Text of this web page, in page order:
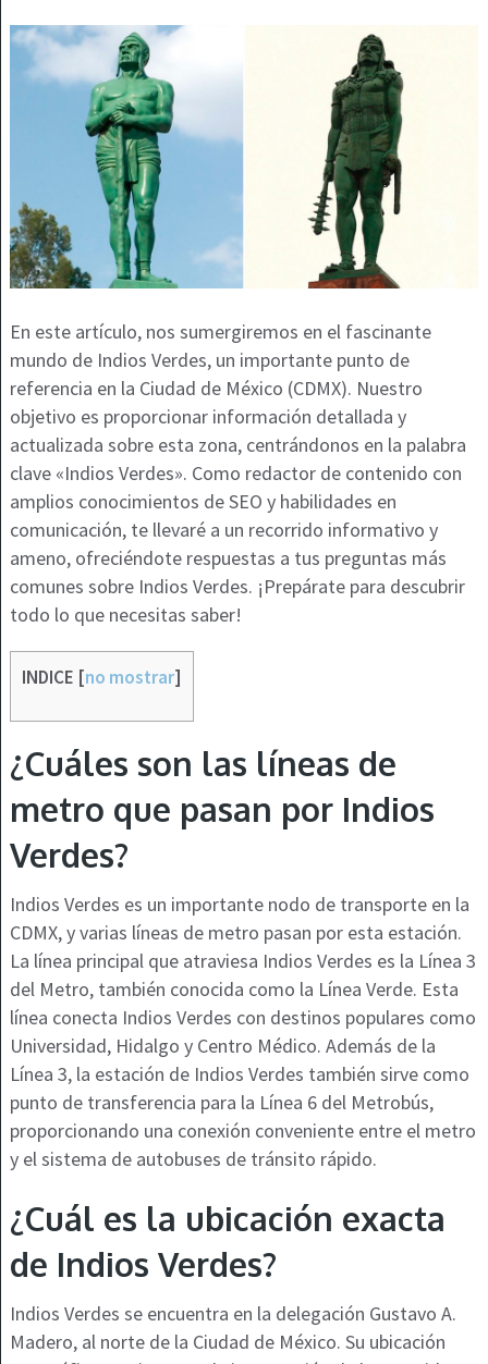
En este artículo, nos sumergiremos en el fascinante
mundo de Indios Verdes, un importante punto de
referencia en la Ciudad de México (CDMX). Nuestro
objetivo es proporcionar información detallada y
actualizada sobre esta zona, centrándonos en la palabra
clave «Indios Verdes». Como redactor de contenido con
amplios conocimientos de SEO y habilidades en
comunicación, te llevaré a un recorrido informativo y
ameno, ofreciéndote respuestas a tus preguntas más
comunes sobre Indios Verdes. ¡Prepárate para descubrir
todo lo que necesitas saber!
INDICE [no mostrar]
¿Cuáles son las líneas de
metro que pasan por Indios
Verdes?
Indios Verdes es un importante nodo de transporte en la
CDMX, y varias líneas de metro pasan por esta estación.
La línea principal que atraviesa Indios Verdes es la Línea 3
del Metro, también conocida como la Línea Verde. Esta
línea conecta Indios Verdes con destinos populares como
Universidad, Hidalgo y Centro Médico. Además de la
Línea 3, la estación de Indios Verdes también sirve como
punto de transferencia para la Línea 6 del Metrobús,
proporcionando una conexión conveniente entre el metro
y el sistema de autobuses de tránsito rápido.
¿Cuál es la ubicación exacta
de Indios Verdes?
Indios Verdes se encuentra en la delegación Gustavo A.
Madero, al norte de la Ciudad de México. Su ubicación